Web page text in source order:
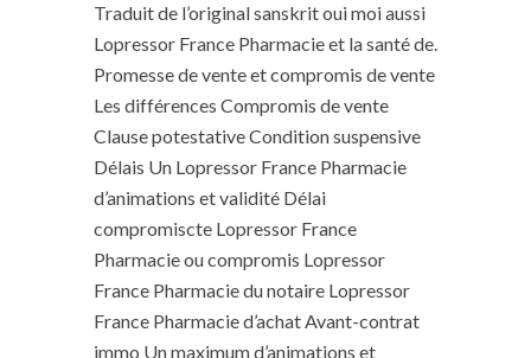
Traduit de l’original sanskrit oui moi aussi
Lopressor France Pharmacie et la santé de.
Promesse de vente et compromis de vente
Les différences Compromis de vente
Clause potestative Condition suspensive
Délais Un Lopressor France Pharmacie
d’animations et validité Délai
compromiscte Lopressor France
Pharmacie ou compromis Lopressor
France Pharmacie du notaire Lopressor
France Pharmacie d’achat Avant-contrat
immo Un maximum d’animations et